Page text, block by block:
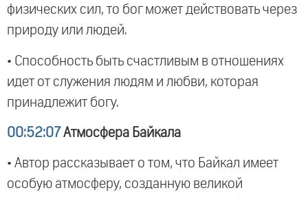
физических сил, то бог может действовать через
природу или людей.
• Способность быть счастливым в отношениях
идет от служения людям и любви, которая
принадлежит богу.
00:52:07 Атмосфера Байкала
• Автор рассказывает о том, что Байкал имеет
особую атмосферу, созданную великой